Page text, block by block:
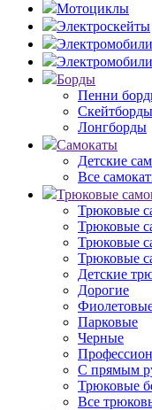
Мотоциклы
Электроскейты
Электромобили
Борды
Пенни
Скейтборды
Лонгборды
Самокаты
Детские
Все
Трюковые
Трюковые
Трюковые
Трюковые
Трюковые
Детские
Дорогие
Парковые
Черные
С прямым
Трюковые
Все